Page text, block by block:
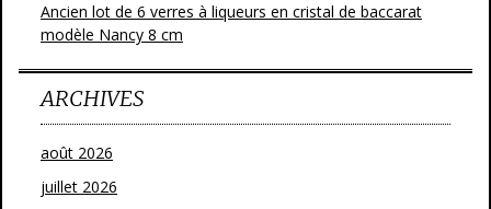
Ancien lot de 6 verres à liqueurs en cristal de baccarat
modèle Nancy 8 cm
ARCHIVES
août 2026
juillet 2026